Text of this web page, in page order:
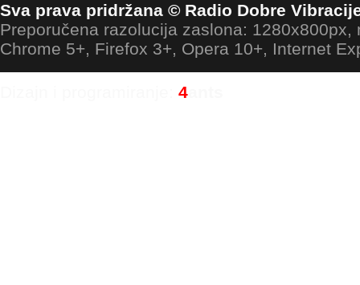
Sva prava pridržana © Radio Dobre
Preporučena razolucija zaslona: 1280x800px,
Chrome 5+, Firefox 3+, Opera 10+, Internet
4